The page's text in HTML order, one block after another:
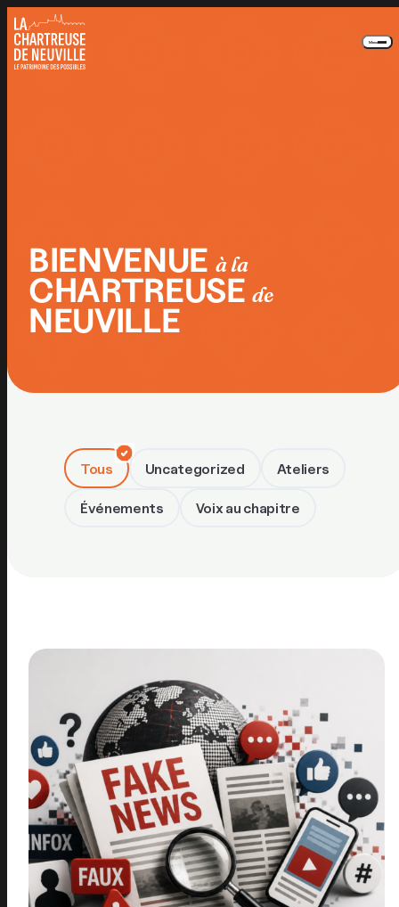
Menu
BIENVENUE à la
CHARTREUSEde
NEUVILLE
Tous Uncategorized Ateliers
Événements Voix au chapitre
Panneau de gestion des cookies